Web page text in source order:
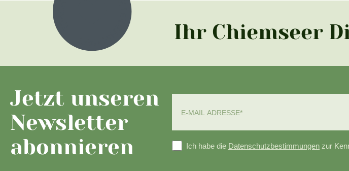
Ihr Chiemseer
Jetzt unseren
Newsletter
abonnieren
Ich habe die Datenschutzbestimmungen zur